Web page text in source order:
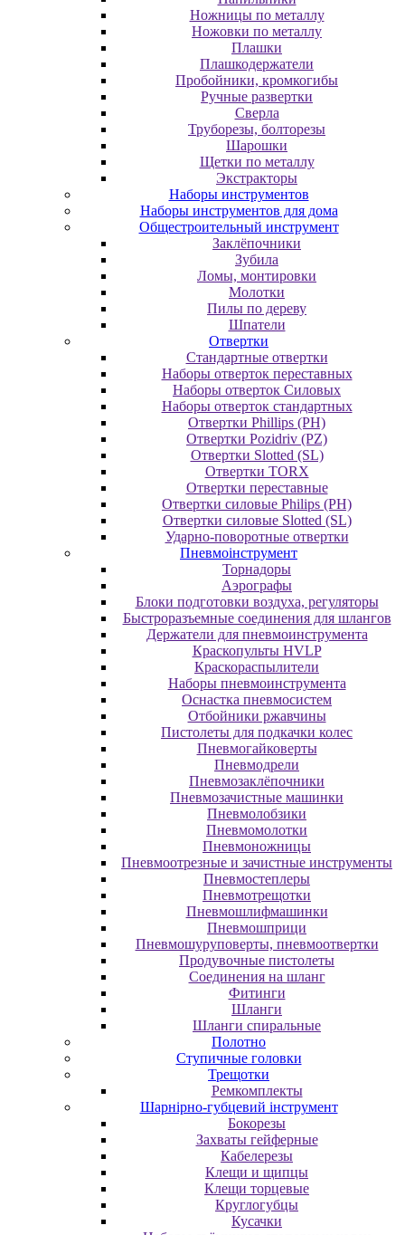
Ножницы по металлу
Ножовки по металлу
Плашки
Плашкодержатели
Пробойники, кромкогибы
Ручные развертки
Сверла
Труборезы, болторезы
Шарошки
Щетки по металлу
Экcтpaктopы
Наборы инструментов
Наборы инструментов для дома
Общестроительный инструмент
Заклёпочники
Зубила
Ломы, монтировки
Молотки
Пилы по дереву
Шпатели
Отвертки
Cтандартные отвертки
Наборы отверток переставных
Наборы отверток Силовых
Наборы отверток стандартных
Отвертки Phillips (PH)
Отвертки Pozidriv (PZ)
Отвертки Slotted (SL)
Отвертки TORX
Отвертки переставные
Отвертки силовые Philips (PH)
Отвертки силовые Slotted (SL)
Ударно-поворотные отвертки
Пневмоінструмент
Topнaдopы
Аэрографы
Блоки подготовки воздуха, регуляторы
Быстроразъемные соединения для шлангов
Держатели для пневмоинструмента
Краскопульты HVLP
Краскораспылители
Наборы пневмоинструмента
Оснастка пневмосистем
Отбойники ржавчины
Пистолеты для подкачки колес
Пневмогайковерты
Пневмодрели
Пневмозаклёпочники
Пневмозачистные машинки
Пневмолобзики
Пневмомолотки
Пневмоножницы
Пневмоотрезные и зачистные инструменты
Пневмостеплеры
Пневмотрещотки
Пневмошлифмашинки
Пневмошприци
Пневмошуруповерты, пневмоотвертки
Продувочные пистолеты
Соединения на шланг
Фитинги
Шланги
Шланги спиральные
Полотно
Ступичные головки
Трещотки
Ремкомплекты
Шарнірно-губцевий інструмент
Бокорезы
Захваты гейферные
Кабелерезы
Клещи и щипцы
Клещи торцевые
Круглогубцы
Кусачки